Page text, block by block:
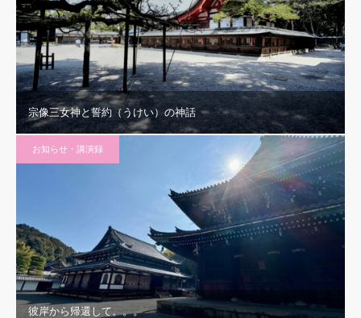
宗像三女神と誓約（うけい）の神話
お知らせ・講演録
彼岸から帰還して。。。